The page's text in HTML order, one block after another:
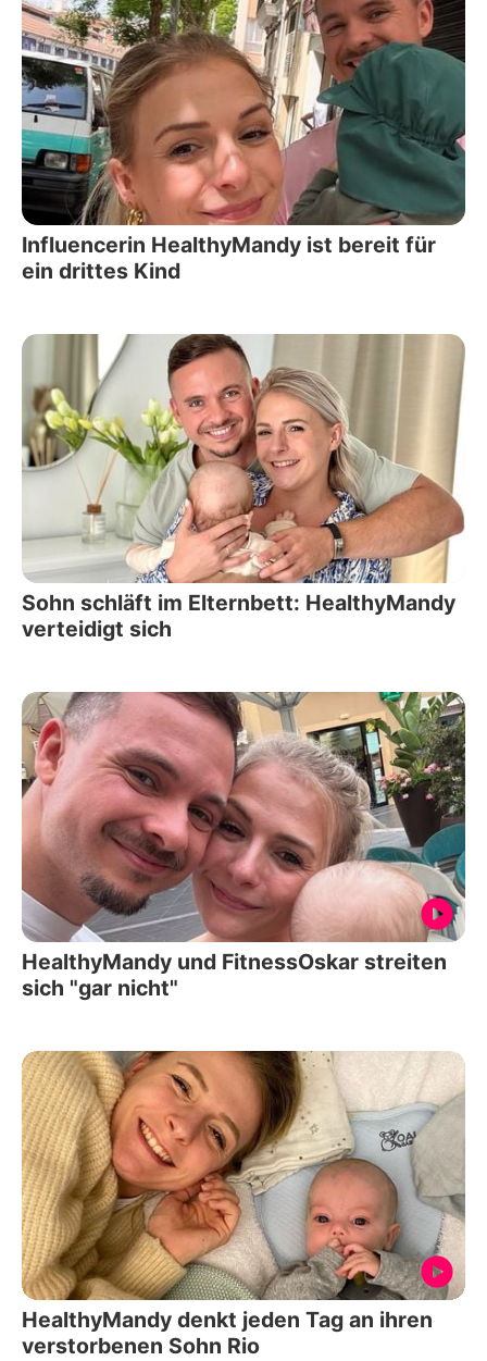
Influencerin HealthyMandy ist bereit für
ein drittes Kind
Sohn schläft im Elternbett: HealthyMandy
verteidigt sich
HealthyMandy und FitnessOskar streiten
sich "gar nicht"
HealthyMandy denkt jeden Tag an ihren
verstorbenen Sohn Rio